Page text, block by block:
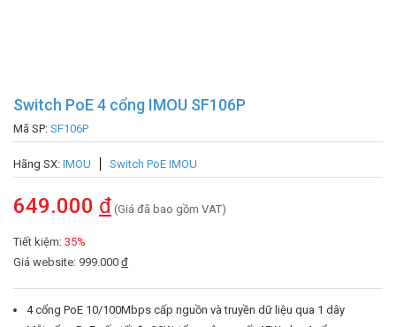
Switch PoE 4 cổng IMOU SF106P
Mã SP: SF106P
Hãng SX: IMOU Switch PoE IMOU
649.000 đ (Giá đã bao gồm VAT)
Tiết kiệm: 35%
Giá website: 999.000 đ
4 cổng PoE 10/100Mbps cấp nguồn và truyền dữ liệu qua 1 dây